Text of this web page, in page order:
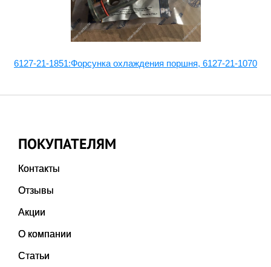
6127-21-1851:Форсунка охлаждения поршня, 6127-21-1070
ПОКУПАТЕЛЯМ
Контакты
Отзывы
Акции
О компании
Статьи